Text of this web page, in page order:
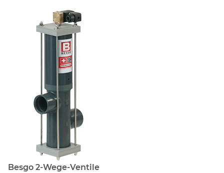
Besgo 2-Wege-Ventile